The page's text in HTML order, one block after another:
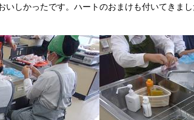
いしかったです。ハートのおまけも付いてきま